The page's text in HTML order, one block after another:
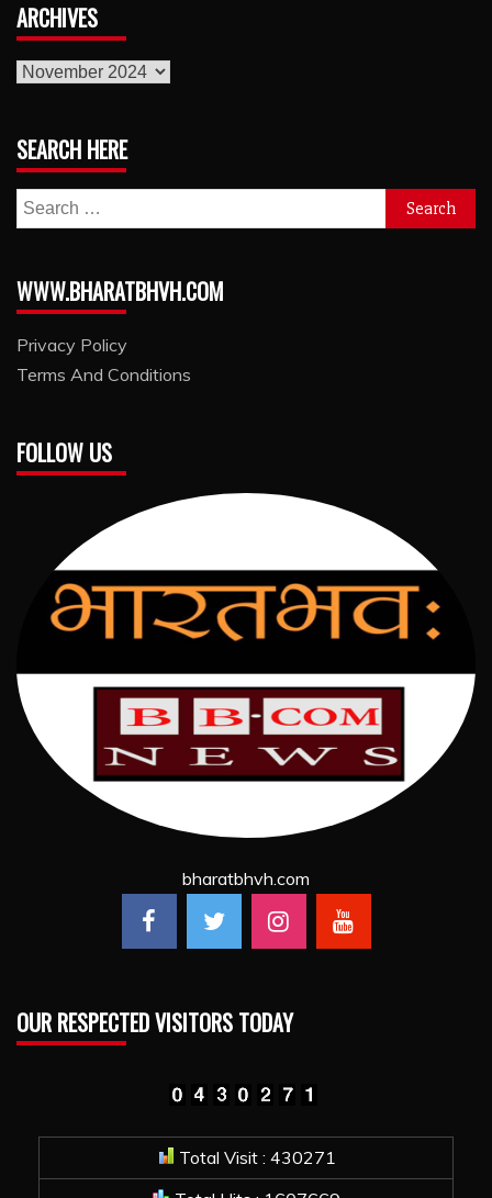
ARCHIVES
archives
SEARCH HERE
Search
for:
WWW.BHARATBHVH.COM
Privacy Policy
Terms And Conditions
FOLLOW US
bharatbhvh.com
OUR RESPECTED VISITORS TODAY
Total Visit : 430271